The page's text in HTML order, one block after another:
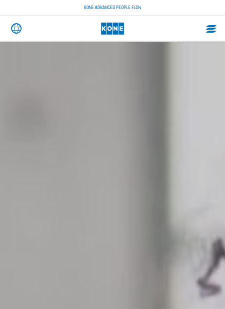
KONE ADVANCED PEOPLE FLOW